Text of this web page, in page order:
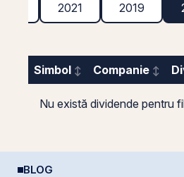
2021 2019
Simbol Companie
Nu există dividende pentru
BLOG